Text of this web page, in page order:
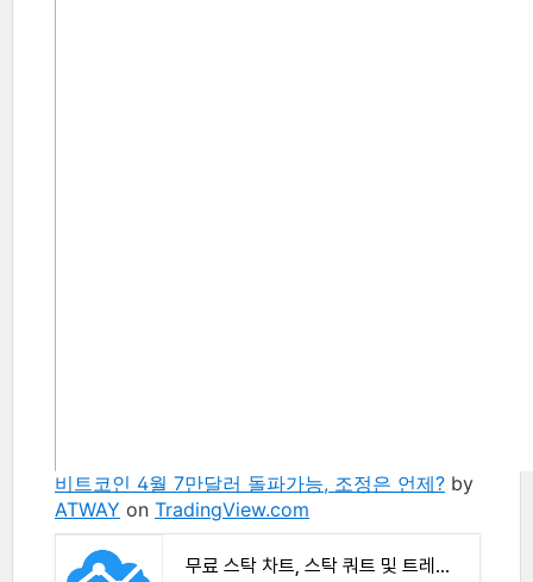
비트코인 4월 7만달러 돌파가능, 조정은 언제? by
ATWAY on TradingView.com
무료 스탁 차트, 스탁 쿼트 및 트레이드 아이디어